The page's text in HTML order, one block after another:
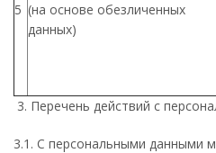
5 (на основе обезличенных
данных)
3. Перечень действий с
3.1. С персональными данными